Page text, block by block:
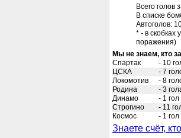
Всего голов
В списке
Автоголов:
* - в скобках
поражения)
Мы не знаем, кто
Спартак
- 10
ЦСКА
- 7
Локомотив
- 8
Родина
- 3
Динамо
- 1 гол
Строгино
- 11
Космос
- 1 гол
Знаете счёт,